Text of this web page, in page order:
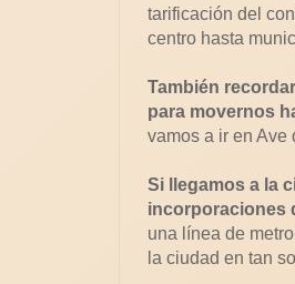
tarificación del
centro hasta
También
para movernos
vamos a ir en Ave
Si llegamos a la
incorporaciones
una línea de
la ciudad en tan